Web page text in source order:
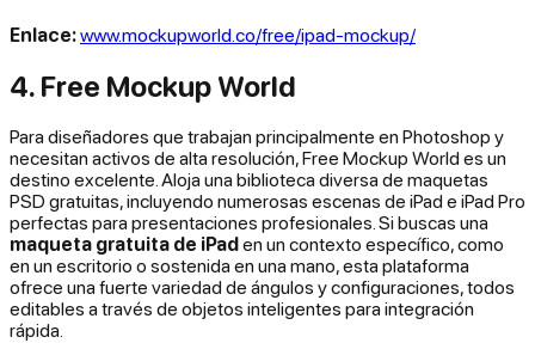
Enlace:www.mockupworld.co/free/ipad-mockup/
4. Free Mockup World
Para diseñadores que trabajan principalmente en Photoshop y
necesitan activos de alta resolución, Free Mockup World es un
destino excelente. Aloja una biblioteca diversa de maquetas
PSD gratuitas, incluyendo numerosas escenas de iPad e iPad Pro
perfectas para presentaciones profesionales. Si buscas una
maqueta gratuita de iPaden un contexto específico, como
en un escritorio o sostenida en una mano, esta plataforma
ofrece una fuerte variedad de ángulos y configuraciones, todos
editables a través de objetos inteligentes para integración
rápida.